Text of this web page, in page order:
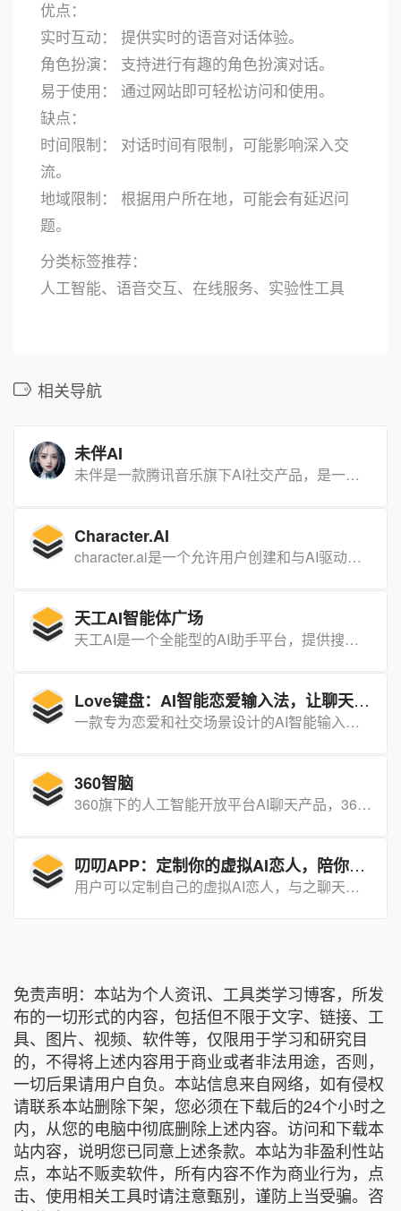
优点：
实时互动： 提供实时的语音对话体验。
角色扮演： 支持进行有趣的角色扮演对话。
易于使用： 通过网站即可轻松访问和使用。
缺点：
时间限制： 对话时间有限制，可能影响深入交
流。
地域限制： 根据用户所在地，可能会有延迟问
题。
分类标签推荐：
人工智能、语音交互、在线服务、实验性工具
相关导航
未伴AI
未伴是一款腾讯音乐旗下AI社交产品，是一个集 AI陪聊、AI伴侣写真等多个功能于一体的 AI 聊天产品。
Character.AI
character.ai是一个允许用户创建和与AI驱动的角色聊天的平台。这些角色可以是虚构的，也可以是基于真实人物的。character.ai使用大型语言模型来生成角色的响应，使其能够进行自然而引人入胜的对话。
天工AI智能体广场
天工AI是一个全能型的AI助手平台，提供搜索、对话、写作、文档分析、画画、制作PPT等多种智能服务。
Love键盘：AI智能恋爱输入法，让聊天更有趣
一款专为恋爱和社交场景设计的AI智能输入法，通过一键回复、聊天人设和亲密度调节等功能，帮助用户提升聊天情商，轻松应对各种社交场景。
360智脑
360旗下的人工智能开放平台AI聊天产品，360公司自主研发的大型语言模型（LLM），由360搜索、360人工智能等团队联合打造。
叨叨APP：定制你的虚拟AI恋人，陪你聊天、记账、背单词
用户可以定制自己的虚拟AI恋人，与之聊天、记账、背单词，无论多久，无论怎样，都会一直陪着你。
免责声明：本站为个人资讯、工具类学习博客，所发
布的一切形式的内容，包括但不限于文字、链接、工
具、图片、视频、软件等，仅限用于学习和研究目
的，不得将上述内容用于商业或者非法用途，否则，
一切后果请用户自负。本站信息来自网络，如有侵权
请联系本站删除下架，您必须在下载后的24个小时之
内，从您的电脑中彻底删除上述内容。访问和下载本
站内容，说明您已同意上述条款。本站为非盈利性站
点，本站不贩卖软件，所有内容不作为商业行为，点
击、使用相关工具时请注意甄别，谨防上当受骗。咨